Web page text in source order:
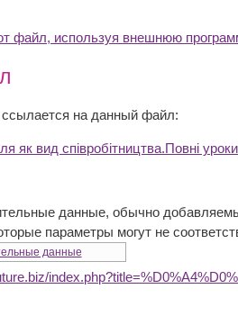
файл, используя внешнюю
на данный файл:
як вид співробітництва.Повні уроки
данные, обычно
параметры могут не
данные